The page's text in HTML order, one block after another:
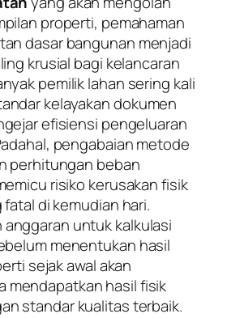
properti, pemahaman
dasar bangunan menjadi
krusial bagi kelancaran
pemilik lahan sering kali
kelayakan dokumen
efisiensi pengeluaran
pengabaian metode
perhitungan beban
risiko kerusakan fisik
di kemudian hari.
untuk kalkulasi
menentukan hasil
sejak awal akan
mendapatkan hasil fisik
standar kualitas terbaik.